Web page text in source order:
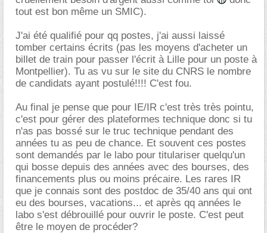
tout est bon même un SMIC).
J'ai été qualifié pour qq postes, j'ai aussi laissé
tomber certains écrits (pas les moyens d'acheter un
billet de train pour passer l'écrit à Lille pour un poste à
Montpellier). Tu as vu sur le site du CNRS le nombre
de candidats ayant postulé!!!! C'est fou.
Au final je pense que pour IE/IR c'est très très pointu,
c'est pour gérer des plateformes technique donc si tu
n'as pas bossé sur le truc technique pendant des
années tu as peu de chance. Et souvent ces postes
sont demandés par le labo pour titulariser quelqu'un
qui bosse depuis des années avec des bourses, des
financements plus ou moins précaire. Les rares IR
que je connais sont des postdoc de 35/40 ans qui ont
eu des bourses, vacations... et après qq années le
labo s'est débrouillé pour ouvrir le poste. C'est peut
être le moyen de procéder?